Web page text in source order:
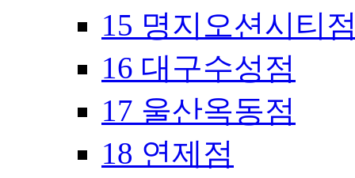
15 명지오션시티
16 대구수성점
17 울산옥동점
18 연제점